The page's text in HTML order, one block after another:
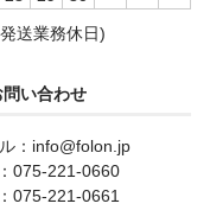
発送業務休日)
い合わせ
：info@folon.jp
075-221-0660
075-221-0661